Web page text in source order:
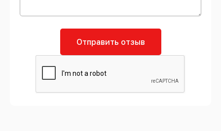
Отправить отзыв